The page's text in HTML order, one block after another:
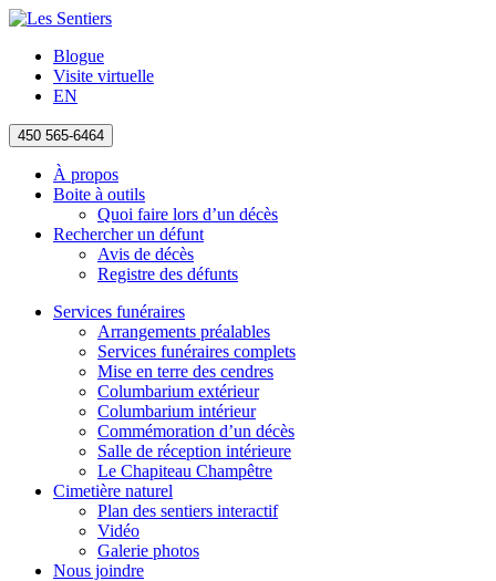
Blogue
Visite virtuelle
EN
450 565-6464
À propos
Boite à outils
Quoi faire lors d’un décès
Rechercher un défunt
Avis de décès
Registre des défunts
Services funéraires
Arrangements préalables
Services funéraires complets
Mise en terre des cendres
Columbarium extérieur
Columbarium intérieur
Commémoration d’un décès
Salle de réception intérieure
Le Chapiteau Champêtre
Cimetière naturel
Plan des sentiers interactif
Vidéo
Galerie photos
Nous joindre